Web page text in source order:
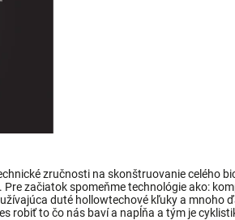
zručnosti na skonštruovanie celého
začiatok spomeňme technológie ako:
duté hollowtechové kľuky a mnoho
robiť to čo nás baví a napĺňa a tým je